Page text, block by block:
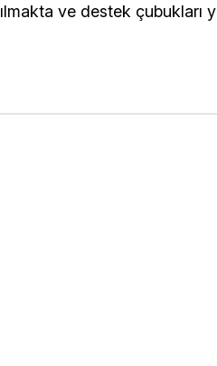
ve destek çubukları